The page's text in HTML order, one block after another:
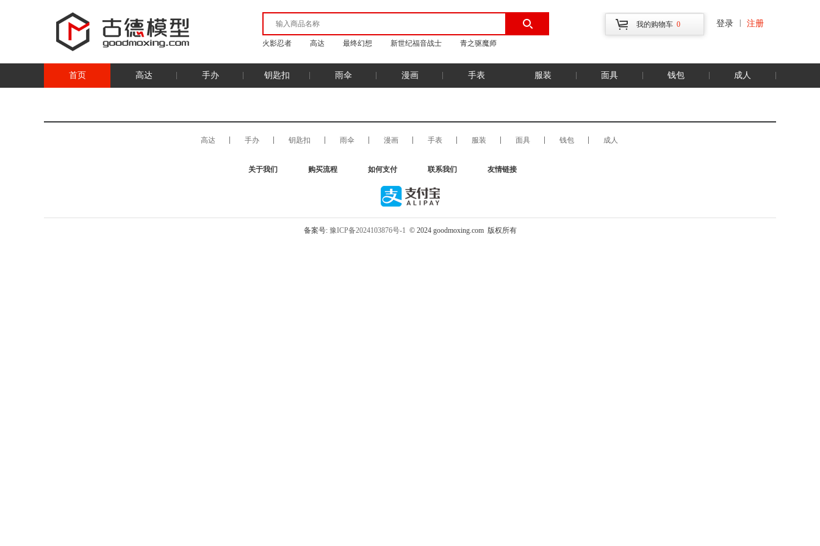
火影忍者 高达 最终幻想 新世纪福音战士 青之驱魔师
我的购物车 0 登录 注册
首页 高达 手办 钥匙扣 雨伞 漫画 手表 服装 面具 钱包 成人
高达 手办 钥匙扣 雨伞 漫画 手表 服装 面具 钱包 成人
关于我们 购买流程 如何支付 联系我们 友情链接
备案号: 豫ICP备2024103876号-1 © 2024 goodmoxing.com 版权所有